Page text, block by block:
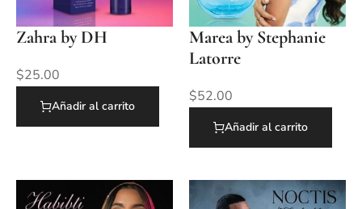
Zahra by DH
$25.00
Añadir al carrito
Marea by Stephanie
Latorre
$52.00
Añadir al carrito